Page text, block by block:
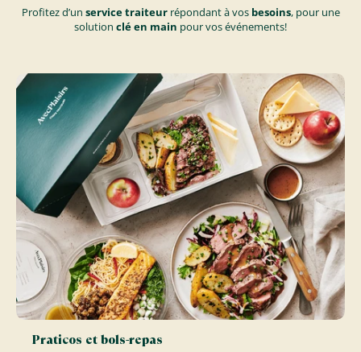
Profitez d’un service traiteur répondant à vos besoins, pour une
solution clé en main pour vos événements!
Praticos et bols-repas